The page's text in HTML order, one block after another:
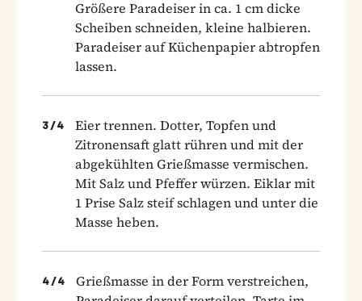
Größere Paradeiser in ca. 1 cm dicke
Scheiben schneiden, kleine halbieren.
Paradeiser auf Küchenpapier abtropfen
lassen.
3 /4
Eier trennen. Dotter, Topfen und
Zitronensaft glatt rühren und mit der
abgekühlten Grießmasse vermischen.
Mit Salz und Pfeffer würzen. Eiklar mit
1 Prise Salz steif schlagen und unter die
Masse heben.
4 /4
Grießmasse in der Form verstreichen,